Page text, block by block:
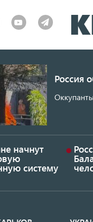
Россия
начнут
систему